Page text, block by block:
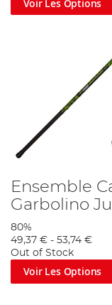
Voir Les Options
Ensemble
Garbolino
80%
49,37 € - 53,74 €
Out of Stock
Voir Les Options